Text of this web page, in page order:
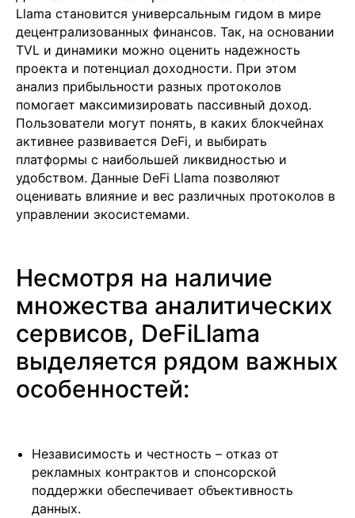
Llama становится универсальным гидом в мире
децентрализованных финансов. Так, на основании
TVL и динамики можно оценить надежность
проекта и потенциал доходности. При этом
анализ прибыльности разных протоколов
помогает максимизировать пассивный доход.
Пользователи могут понять, в каких блокчейнах
активнее развивается DeFi, и выбирать
платформы с наибольшей ликвидностью и
удобством. Данные DeFi Llama позволяют
оценивать влияние и вес различных протоколов в
управлении экосистемами.
Несмотря на наличие
множества аналитических
сервисов, DeFiLlama
выделяется рядом важных
особенностей:
Независимость и честность – отказ от
рекламных контрактов и спонсорской
поддержки обеспечивает объективность
данных.
Подобрать специалиста?
+7
Мы направим вам коммерческое
предложение в течении часа!
Заполняя данную форму, вы даетеСогласие на
обработку Персональных данныхи соглашаетесь с
Политикой в отношении обработки персональных
данных